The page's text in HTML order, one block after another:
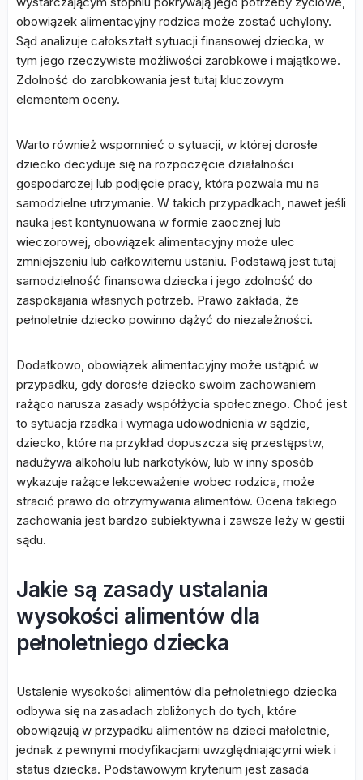
obowiązek alimentacyjny rodzica może zostać uchylony.
Sąd analizuje całokształt sytuacji finansowej dziecka, w
tym jego rzeczywiste możliwości zarobkowe i majątkowe.
Zdolność do zarobkowania jest tutaj kluczowym
elementem oceny.
Warto również wspomnieć o sytuacji, w której dorosłe
dziecko decyduje się na rozpoczęcie działalności
gospodarczej lub podjęcie pracy, która pozwala mu na
samodzielne utrzymanie. W takich przypadkach, nawet jeśli
nauka jest kontynuowana w formie zaocznej lub
wieczorowej, obowiązek alimentacyjny może ulec
zmniejszeniu lub całkowitemu ustaniu. Podstawą jest tutaj
samodzielność finansowa dziecka i jego zdolność do
zaspokajania własnych potrzeb. Prawo zakłada, że
pełnoletnie dziecko powinno dążyć do niezależności.
Dodatkowo, obowiązek alimentacyjny może ustąpić w
przypadku, gdy dorosłe dziecko swoim zachowaniem
rażąco narusza zasady współżycia społecznego. Choć jest
to sytuacja rzadka i wymaga udowodnienia w sądzie,
dziecko, które na przykład dopuszcza się przestępstw,
nadużywa alkoholu lub narkotyków, lub w inny sposób
wykazuje rażące lekceważenie wobec rodzica, może
stracić prawo do otrzymywania alimentów. Ocena takiego
zachowania jest bardzo subiektywna i zawsze leży w gestii
sądu.
Jakie są zasady ustalania
wysokości alimentów dla
pełnoletniego dziecka
Ustalenie wysokości alimentów dla pełnoletniego dziecka
odbywa się na zasadach zbliżonych do tych, które
obowiązują w przypadku alimentów na dzieci małoletnie,
jednak z pewnymi modyfikacjami uwzględniającymi wiek i
status dziecka. Podstawowym kryterium jest zasada